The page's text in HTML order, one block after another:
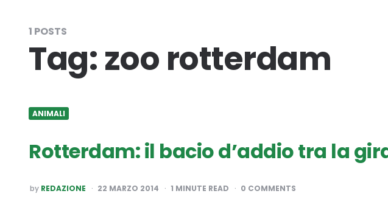
1 POSTS
Tag:zoo rotterdam
ANIMALI
Rotterdam: il bacio d’addio tra la
POSTED
BY
by REDAZIONE 22 MARZO 2014 1 MINUTE READ 0 COMMENTS